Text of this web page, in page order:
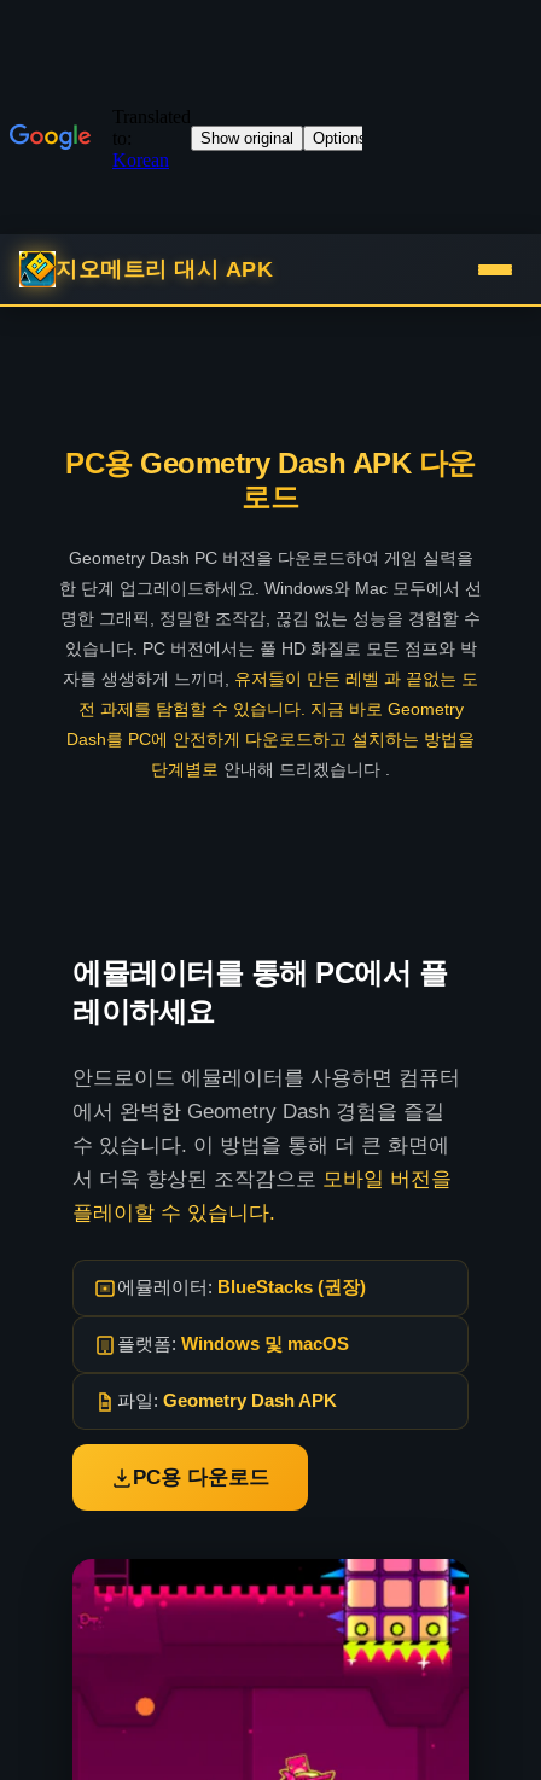
지오메트리 대시 APK
PC용 Geometry Dash APK다운
로드
Geometry Dash PC 버전을 다운로드하여 게임 실력을
한 단계 업그레이드하세요. Windows와 Mac 모두에서 선
명한 그래픽, 정밀한 조작감, 끊김 없는 성능을 경험할 수
있습니다. PC 버전에서는 풀 HD 화질로 모든 점프와 박
자를 생생하게 느끼며, 유저들이 만든 레벨 과 끝없는 도
전 과제를 탐험할 수 있습니다. 지금 바로 Geometry
Dash를 PC에 안전하게 다운로드하고 설치하는 방법을
단계별로 안내해 드리겠습니다
에뮬레이터를 통해 PC에서 플
레이하세요
안드로이드 에뮬레이터를 사용하면 컴퓨터
에서 완벽한 Geometry Dash 경험을 즐길
수 있습니다. 이 방법을 통해 더 큰 화면에
서 더욱 향상된 조작감으로 모바일 버전을
플레이할 수 있습니다.
에뮬레이터: BlueStacks (권장)
플랫폼: Windows 및 macOS
파일: Geometry Dash APK
PC용 다운로드